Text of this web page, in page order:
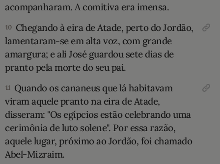
acompanharam. A comiti­va era imen­sa.
10 Chegando à eira de Atade, perto do Jor­dão,
lamentaram-se em alta voz, com grande
amar­gura; e ali José guardou sete dias de
pranto pela morte do seu pai.
11 Quando os cananeus que lá habitavam
viram aquele pranto na eira de Atade,
disseram: "Os egípcios estão celebrando uma
cerimônia de luto solene". Por essa razão,
aque­le lugar, próximo ao Jordão, foi chamado
Abel-Mizraim.